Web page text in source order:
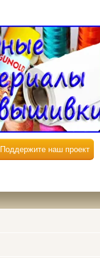
Поддержите наш проект